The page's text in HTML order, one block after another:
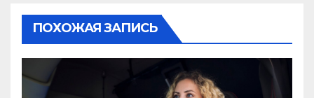
ПОХОЖАЯ ЗАПИСЬ